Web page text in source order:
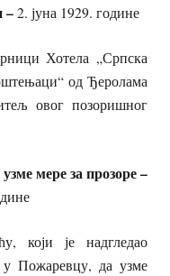
–2. јуна 1929. године
Хотела „Српска
од Ђеролама
овог позоришног
мере за прозоре –
који је надгледао
Пожаревцу, да узме